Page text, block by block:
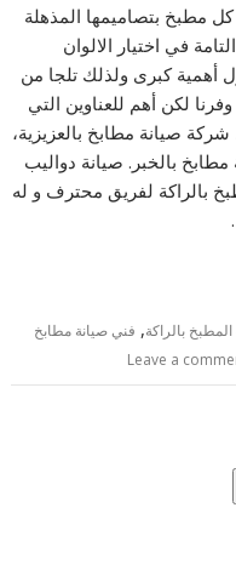
مطبخ بتصاميمها المذهلة
في اختيار الالوان
أهمية كبرى ولذلك تلجا من
لكن أهم للعناوين التي
صيانة مطابخ بالعزيزية،
بالخبر. صيانة دواليب
بالراكة لفريق محترف و له
بالراكة, فني صيانة مطابخ
Leave a